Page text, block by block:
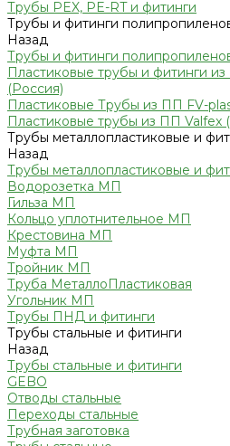
Трубы PEX, PE-RT и фитинги
Трубы и фитинги
Назад
Трубы и фитинги
Пластиковые трубы и фитинги
(Россия)
Пластиковые Трубы из ПП FV-
Пластиковые трубы из ПП Valfex
Трубы металлопластиковые и
Назад
Трубы металлопластиковые и
Водорозетка МП
Гильза МП
Кольцо уплотнительное МП
Крестовина МП
Муфта МП
Тройник МП
Труба МеталлоПластиковая
Угольник МП
Трубы ПНД и фитинги
Трубы стальные и фитинги
Назад
Трубы стальные и фитинги
GEBO
Отводы стальные
Переходы стальные
Трубная заготовка